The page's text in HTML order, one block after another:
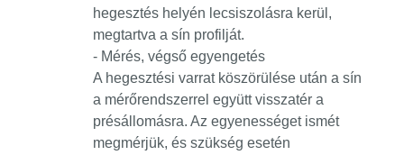
hegesztés helyén lecsiszolásra kerül,
megtartva a sín profilját.
- Mérés, végső egyengetés
A hegesztési varrat köszörülése után a sín
a mérőrendszerrel együtt visszatér a
présállomásra. Az egyenességet ismét
megmérjük, és szükség esetén